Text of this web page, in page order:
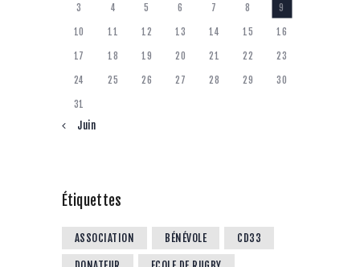
3 4 5 6 7 8 9
10 11 12 13 14 15 16
17 18 19 20 21 22 23
24 25 26 27 28 29 30
31
« Juin
Étiquettes
ASSOCIATION BÉNÉVOLE CD33